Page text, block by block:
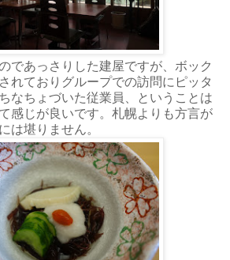
であっさりした建屋ですが、ボック
れておりグループでの訪問にピッタ
なちょづいた従業員、ということは
感じが良いです。札幌よりも方言が
は堪りません。